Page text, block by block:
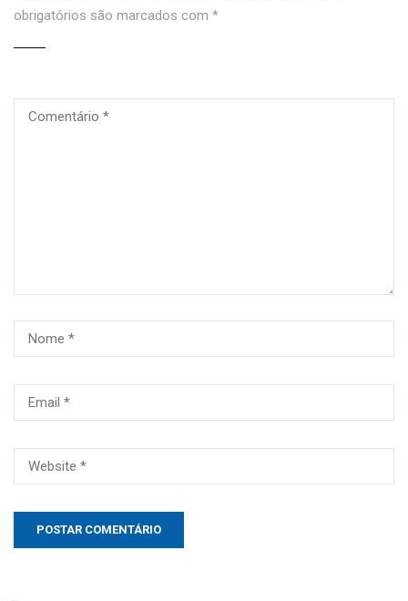
obrigatórios são marcados com *